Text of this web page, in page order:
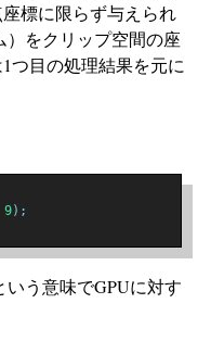
標に限らず与えられ
をクリップ空間の座
つ目の処理結果を元に
9);
う意味でGPUに対す